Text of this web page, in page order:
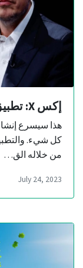
إكس X: تطبيق إيلون ماسك لكل شيء
كل شيء.
من خلاله الق…
July 24, 2023